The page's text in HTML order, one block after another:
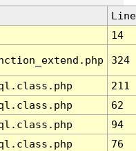
Line
14
324
211
62
94
76